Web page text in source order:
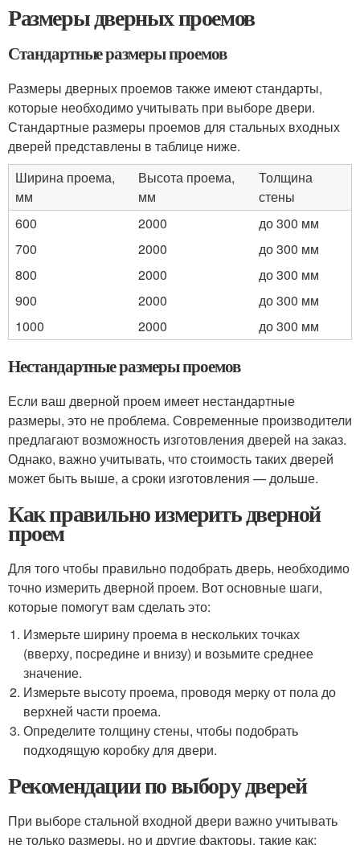
Размеры дверных проемов
Стандартные размеры проемов
Размеры дверных проемов также имеют стандарты,
которые необходимо учитывать при выборе двери.
Стандартные размеры проемов для стальных входных
дверей представлены в таблице ниже.
Ширина проема,
мм
Высота проема,
мм
Толщина
стены
600
2000
до 300 мм
700
2000
до 300 мм
800
2000
до 300 мм
900
2000
до 300 мм
1000
2000 до 300 мм
Нестандартные размеры проемов
Если ваш дверной проем имеет нестандартные
размеры, это не проблема. Современные производители
предлагают возможность изготовления дверей на заказ.
Однако, важно учитывать, что стоимость таких дверей
может быть выше, а сроки изготовления — дольше.
Как правильно измерить дверной
проем
Для того чтобы правильно подобрать дверь, необходимо
точно измерить дверной проем. Вот основные шаги,
которые помогут вам сделать это:
Измерьте ширину проема в нескольких точках
(вверху, посредине и внизу) и возьмите среднее
значение.
Измерьте высоту проема, проводя мерку от пола до
верхней части проема.
Определите толщину стены, чтобы подобрать
подходящую коробку для двери.
Рекомендации по выбору дверей
При выборе стальной входной двери важно учитывать
не только размеры, но и другие факторы, такие как: